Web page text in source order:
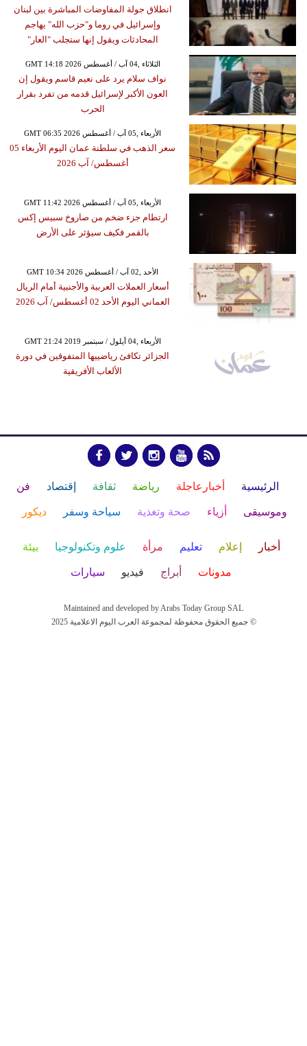
انطلاق جولة المفاوضات المباشرة بين لبنان
وإسرائيل في روما و"حزب الله" يهاجم
المحادثات ويقول إنها ستجلب "العار"
GMT 14:18 2026 الثلاثاء ,04 آب / أغسطس
نواف سلام يرد على نعيم قاسم ويقول إن
العون الأكبر لإسرائيل قدمه من تفرد بقرار
الحرب
GMT 06:35 2026 الأربعاء ,05 آب / أغسطس
سعر الذهب في سلطنة عمان اليوم الأربعاء 05
أغسطس/ آب 2026
GMT 11:42 2026 الأربعاء ,05 آب / أغسطس
ارتطام جزء ضخم من صاروخ سبيس إكس
بالقمر فكيف سيؤثر على الأرض
GMT 10:34 2026 الأحد ,02 آب / أغسطس
أسعار العملات العربية والأجنبية أمام الريال
العماني اليوم الأحد 02 أغسطس/ آب 2026
GMT 21:24 2019 الأربعاء ,04 أيلول / سبتمبر
الجزائر تكافئ رياضييها المتفوقين في دورة
الألعاب الأفريقية
الرئيسية أخبارعاجلة رياضة ثقافة إقتصاد فن
وموسيقى أزياء صحة وتغذية سياحة وسفر ديكور
أخبار إعلام تعليم مرأة علوم وتكنولوجيا بيئة
مدونات أبراج فيديو سيارات
Maintained and developed by Arabs Today Group SAL
جميع الحقوق محفوظة لمجموعة العرب اليوم الاعلامية 2025 ©